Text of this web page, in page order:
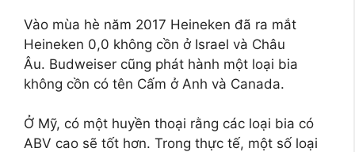
Vào mùa hè năm 2017 Heineken đã ra mắt
Heineken 0,0 không cồn ở Israel và Châu
Âu. Budweiser cũng phát hành một loại bia
không cồn có tên Cấm ở Anh và Canada.
Ở Mỹ, có một huyền thoại rằng các loại bia có
ABV cao sẽ tốt hơn. Trong thực tế, một số loại